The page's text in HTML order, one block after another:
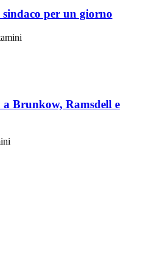
per un giorno
Brunkow, Ramsdell e